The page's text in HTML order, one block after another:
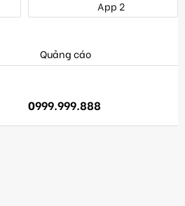
App 2
Quảng cáo
0999.999.888